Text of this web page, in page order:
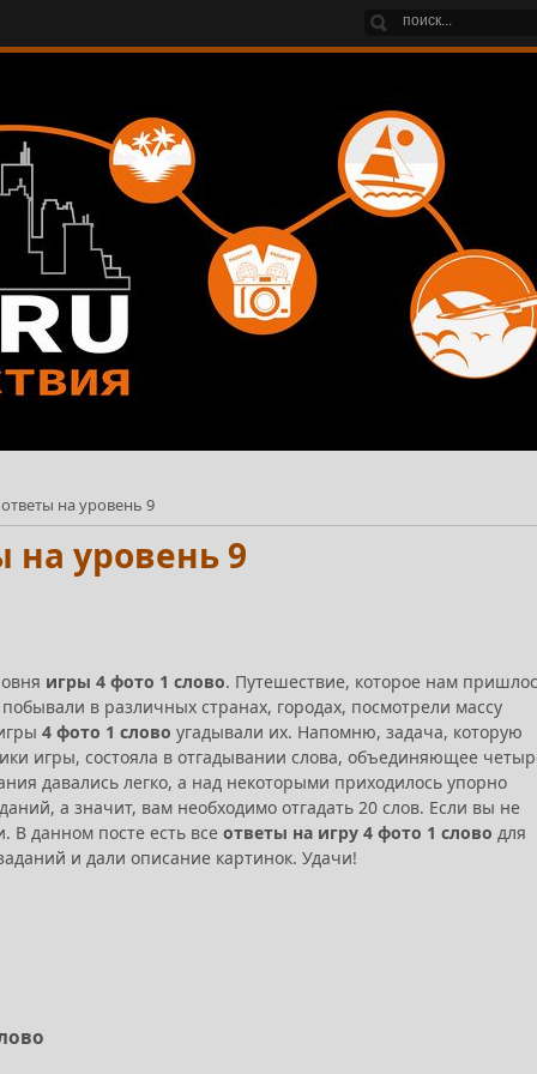
на уровень 9
на уровень 9
игры 4 фото 1 слово. Путешествие, которое нам
в различных странах, городах, посмотрели массу
4 фото 1 слово угадывали их. Напомню, задача, которую
игры, состояла в отгадывании слова, объединяющее
давались легко, а над некоторыми приходилось упорно
а значит, вам необходимо отгадать 20 слов. Если вы не
В данном посте есть все ответы на игру 4 фото 1 слово для
и дали описание картинок. Удачи!